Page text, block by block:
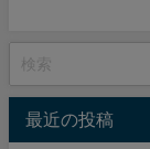
最近の投稿